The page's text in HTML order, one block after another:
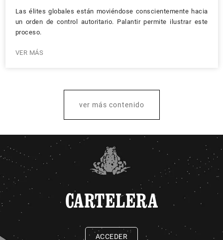
Las élites globales están moviéndose conscientemente hacia
un orden de control autoritario. Palantir permite ilustrar este
proceso.
VER MÁS
ver más contenido
CARTELERA
ACCEDER